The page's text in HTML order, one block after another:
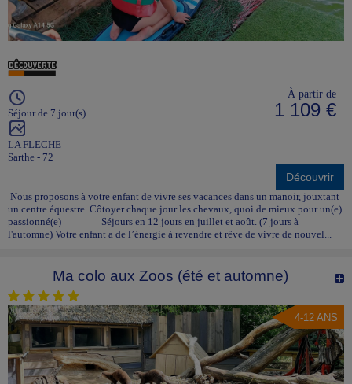
Séjour de 7 jour(s)
LA FLECHE
Sarthe - 72
À partir de
1 109 €
Découvrir
Nous proposons à votre enfant de vivre ses vacances dans un manoir, jouxtant
un centre équestre. Côtoyer chaque jour les chevaux, quoi de mieux pour un(e)
passionné(e) Séjours en 12 jours en juillet et août. (7 jours à
l'automne) Votre enfant a de l’énergie à revendre et rêve de vivre de nouvel...
Ma colo aux Zoos (été et automne)
4-12 ANS